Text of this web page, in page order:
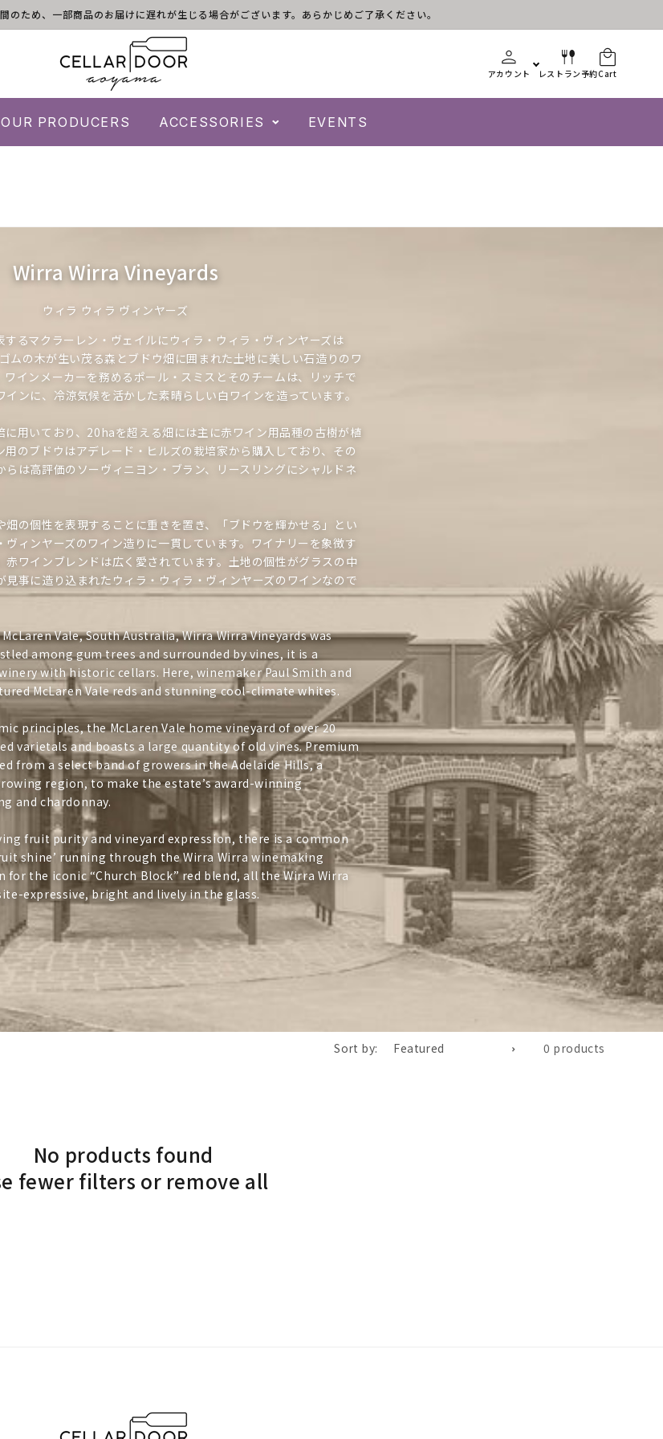
ため、一部商品のお届けに遅れが生じる場合がございます。あらかじめご了承ください。
アカウント レストラン予約Cart
OUR PRODUCERS ACCESSORIES EVENTS
C
l
e
c
t
i
o
:
Wirra Wirra Vineyards
ウィラ ウィラ ヴィンヤーズ
するマクラーレン・ヴェイルにウィラ・ウィラ・ヴィンヤーズは
ムの木が生い茂る森とブドウ畑に囲まれた土地に美しい石造りのワ
ワインメーカーを務めるポール・スミスとそのチームは、リッチで
ンに、冷涼気候を活かした素晴らしい白ワインを造っています。
に用いており、20haを超える畑には主に赤ワイン用品種の古樹が植
用のブドウはアデレード・ヒルズの栽培家から購入しており、その
は高評価のソーヴィニヨン・ブラン、リースリングにシャルドネ
畑の個性を表現することに重きを置き、「ブドウを輝かせる」とい
ヴィンヤーズのワイン造りに一貫しています。ワイナリーを象徴す
赤ワインブレンドは広く愛されています。土地の個性がグラスの中
見事に造り込まれたウィラ・ウィラ・ヴィンヤーズのワインなので
Vale, South Australia, Wirra Wirra Vineyards was
among gum trees and surrounded by vines, it is a
with historic cellars. Here, winemaker Paul Smith and
McLaren Vale reds and stunning cool-climate whites.
principles, the McLaren Vale home vineyard of over 20
varietals and boasts a large quantity of old vines. Premium
from a select band of growers in the Adelaide Hills, a
region, to make the estate’s award-winning
and chardonnay.
fruit purity and vineyard expression, there is a common
shine’ running through the Wirra Wirra winemaking
for the iconic “Church Block” red blend, all the Wirra Wirra
expressive, bright and lively in the glass.
Sort by: 0 products
No products found
fewer filters or remove all